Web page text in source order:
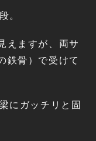
。
えますが、両サ
鉄骨）で受けて
にガッチリと固